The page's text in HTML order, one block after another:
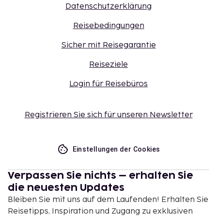
In dieser Unterkunft sind keine Haustiere
B. Blindenhunde.
Es sind bargeldlose Zahlungsmethoden für alle
Kontaktloser Check-in und kontaktloser Check-
Datenschutzerklärung
Reisebedingungen
Sicher mit Reisegarantie
Reiseziele
Login für Reisebüros
Registrieren Sie sich für unseren Newsletter
Einstellungen der Cookies
Verpassen Sie nichts – erhalten Sie
die neuesten Updates
Bleiben Sie mit uns auf dem Laufenden! Erhalten Sie
Reisetipps, Inspiration und Zugang zu exklusiven